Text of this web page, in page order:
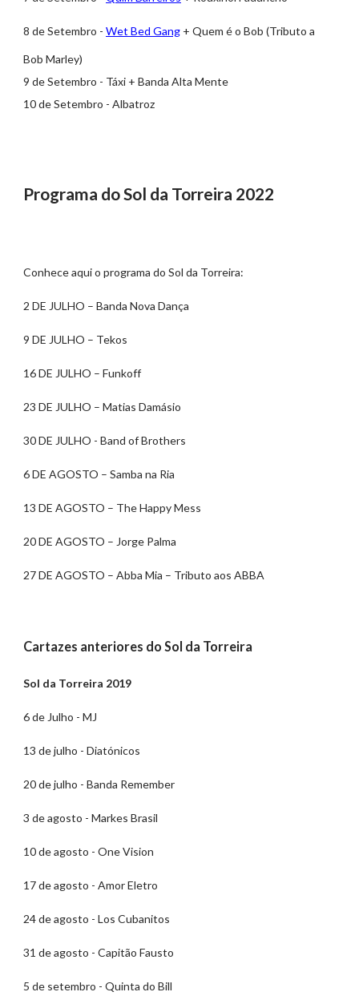
8 de Setembro - Wet Bed Gang + Quem é o Bob (Tributo a
Bob Marley)
9 de Setembro - Táxi + Banda Alta Mente
10 de Setembro - Albatroz
Programa do Sol da Torreira 2022
Conhece aqui o programa do Sol da Torreira:
2 DE JULHO – Banda Nova Dança
9 DE JULHO – Tekos
16 DE JULHO – Funkoff
23 DE JULHO – Matias Damásio
30 DE JULHO - Band of Brothers
6 DE AGOSTO – Samba na Ria
13 DE AGOSTO – The Happy Mess
20 DE AGOSTO – Jorge Palma
27 DE AGOSTO – Abba Mia – Tributo aos ABBA
Cartazes anteriores do Sol da Torreira
Sol da Torreira 2019
6 de Julho - MJ
13 de julho - Diatónicos
20 de julho - Banda Remember
3 de agosto - Markes Brasil
10 de agosto - One Vision
17 de agosto - Amor Eletro
24 de agosto - Los Cubanitos
31 de agosto - Capitão Fausto
5 de setembro - Quinta do Bill